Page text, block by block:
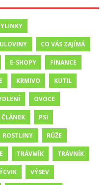
CO VÁS ZAJÍMÁ
E-SHOPY FINANCE
KRMIVO KUTIL
OVOCE
ČLÁNEK PSI
ROSTLINY RŮŽE
TRÁVMÍK TRÁVNÍK
VÝSEV